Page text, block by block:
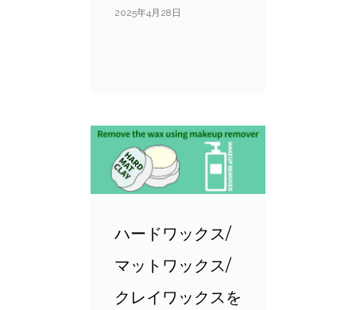
2025年4月28日
ハードワックス/
マットワックス/
クレイワックスを